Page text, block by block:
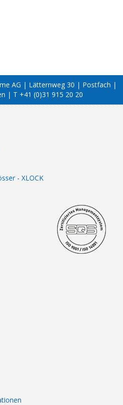
AG | Lätternweg 30 | Postfach |
| T +41 (0)31 915 20 20
- XLOCK